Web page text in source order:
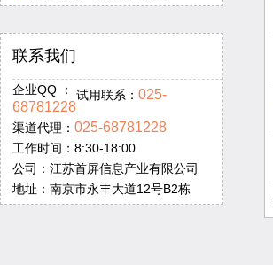
联系我们
企业QQ ： 试用联系： 025-
68781228
渠道代理： 025-68781228
工作时间：8:30-18:00
公司：江苏首屏信息产业有限公司
地址：南京市永丰大道12号B2栋